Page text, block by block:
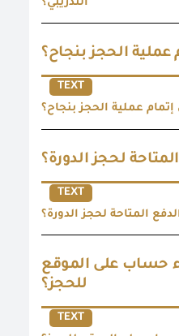
التدريبي؟
عملية الحجز بنجاح؟
TEXT
عملية الحجز بنجاح؟
لحجز الدورة؟
TEXT
المتاحة لحجز الدورة؟
حساب على الموقع
للحجز؟
TEXT